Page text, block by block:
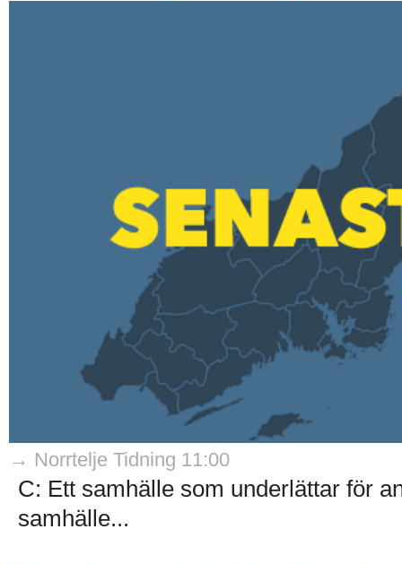
→ Norrtelje Tidning 11:00
C: Ett samhälle som underlättar för
samhälle...